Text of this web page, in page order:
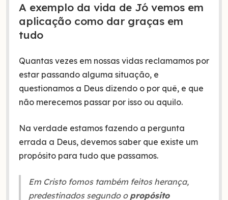
A exemplo da vida de Jó vemos em
aplicação como dar graças em
tudo
Quantas vezes em nossas vidas reclamamos por
estar passando alguma situação, e
questionamos a Deus dizendo o por quê, e que
não merecemos passar por isso ou aquilo.
Na verdade estamos fazendo a pergunta
errada a Deus, devemos saber que existe um
propósito para tudo que passamos.
Em Cristo fomos também feitos herança,
predestinados segundo o propósito